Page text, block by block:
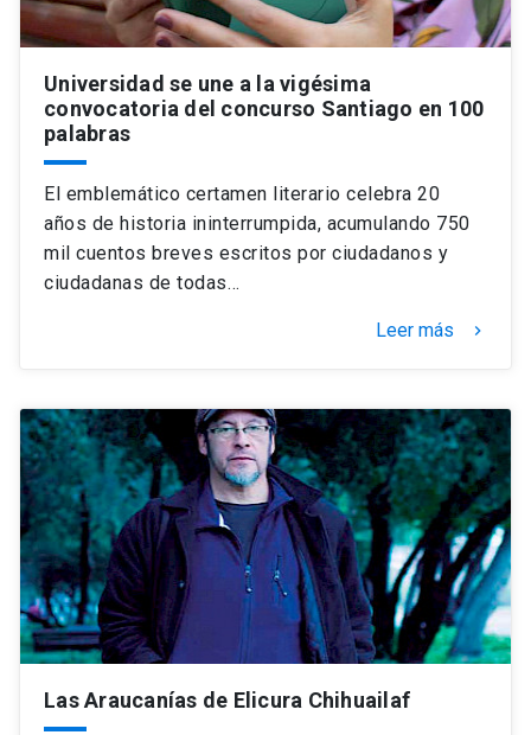
Universidad se une a la vigésima
convocatoria del concurso Santiago en 100
palabras
El emblemático certamen literario celebra 20
años de historia ininterrumpida, acumulando 750
mil cuentos breves escritos por ciudadanos y
ciudadanas de todas…
Leer más keyboard_arrow_right
Las Araucanías de Elicura Chihuailaf